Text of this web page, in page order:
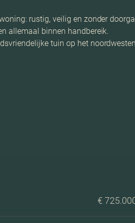
rustig, veilig en zonder
allemaal binnen handbereik.
tuin op het
€